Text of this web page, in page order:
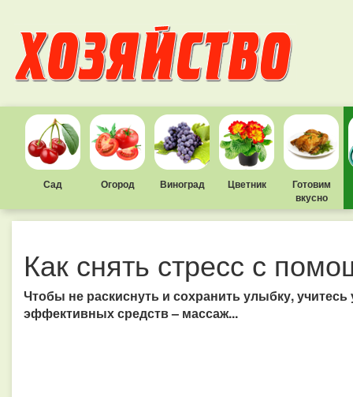
Сад Огород Виноград Цветник
Готовим
вкусно
Как снять стресс с
Чтобы не раскиснуть и сохранить улыбку,
эффективных средств – массаж...